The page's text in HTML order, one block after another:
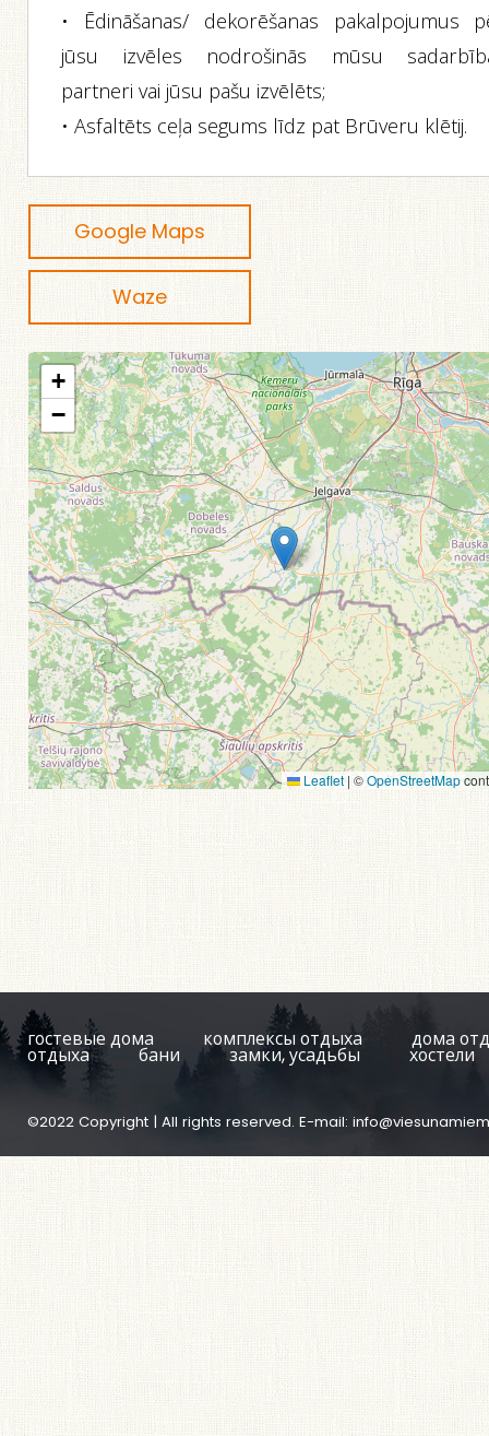
• Ēdināšanas/ dekorēšanas pakalpojumus
jūsu izvēles nodrošinās mūsu
partneri vai jūsu pašu izvēlēts;
• Asfaltēts ceļa segums līdz pat Brūveru klētij.
Google Maps
Waze
+
−
Leaflet | ©OpenStreetMap
гостевые дома комплексы отдыха дома
отдыха бани замки, усадьбы хостели
©2022 Copyright | All rights reserved. E-mail: